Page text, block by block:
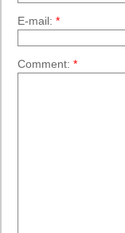
E-mail: *
Comment: *